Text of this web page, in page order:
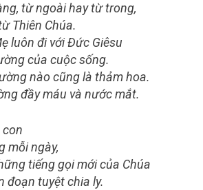
từ ngoài hay từ trong,
Thiên Chúa.
luôn đi với Đức Giêsu
của cuộc sống.
nào cũng là thảm hoa.
đầy máu và nước mắt.
con
mỗi ngày,
tiếng gọi mới của Chúa
đoạn tuyệt chia ly.